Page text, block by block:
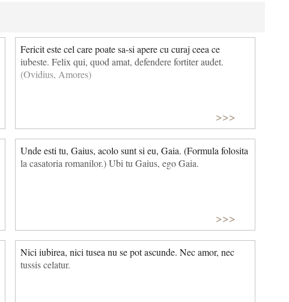
Fericit este cel care poate sa-si apere cu curaj ceea ce
iubeste. Felix qui, quod amat, defendere fortiter audet.
(Ovidius, Amores)
>>>
Unde esti tu, Gaius, acolo sunt si eu, Gaia. (Formula folosita
la casatoria romanilor.) Ubi tu Gaius, ego Gaia.
>>>
Nici iubirea, nici tusea nu se pot ascunde. Nec amor, nec
tussis celatur.